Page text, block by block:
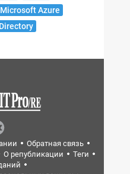
Microsoft Azure
Обратная связь
О републикации
Теги